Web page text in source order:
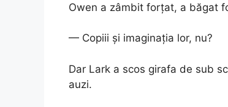
Owen a zâmbit forțat, a băgat
— Copiii și imaginația lor, nu?
Dar Lark a scos girafa de sub
auzi.